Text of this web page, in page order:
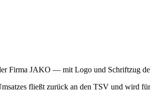
Firma JAKO — mit Logo und Schriftzug
fließt zurück an den TSV und wird